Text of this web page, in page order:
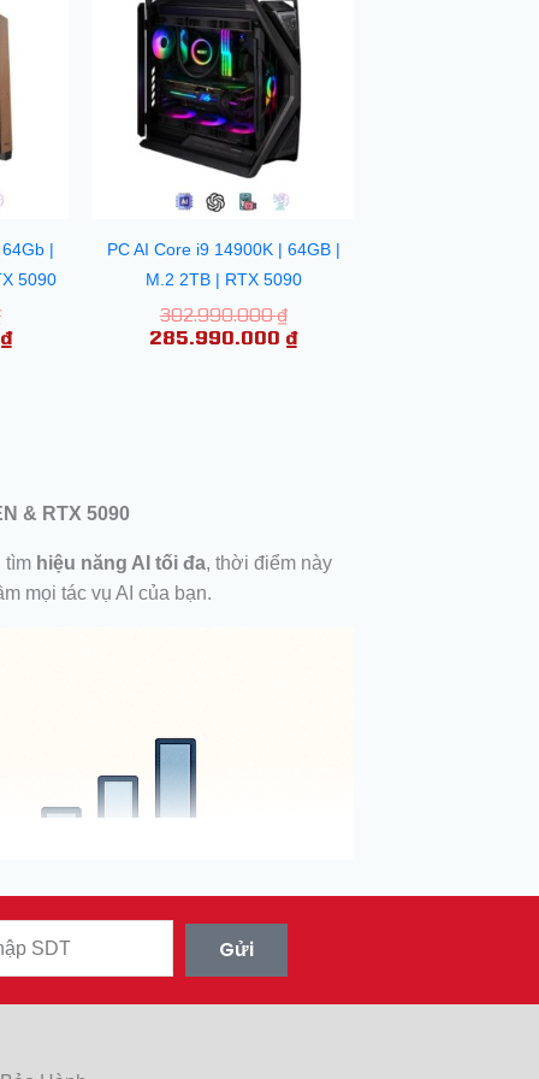
|
5090
là:
301.660.000 ₫.
₫
255.990.000 ₫.
PC AI Core i9 14900K | 64GB |
M.2 2TB | RTX 5090
302.990.000₫
là:
302.990.000 ₫.
285.990.000 ₫
tại
là:
285.990.000 ₫.
& RTX 5090
tìm hiệu năng AI tối đa, thời điểm này
mọi tác vụ AI của bạn.
Gửi